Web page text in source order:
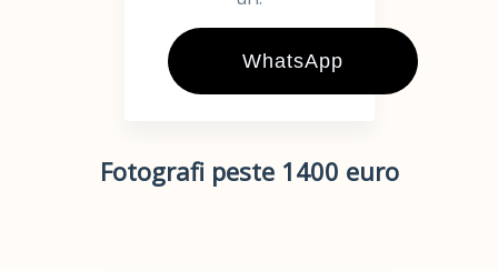
WhatsApp
Fotografi peste 1400 euro